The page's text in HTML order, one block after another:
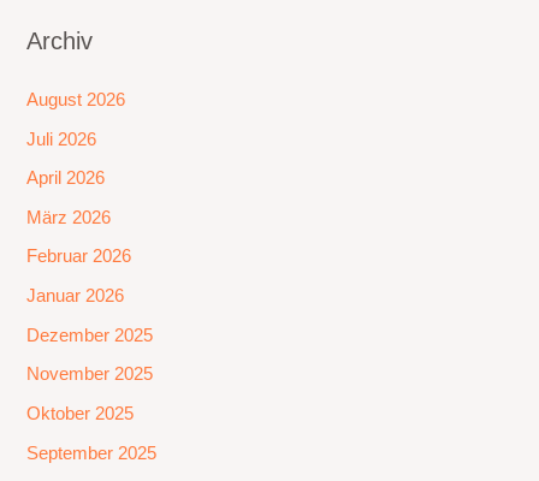
Archiv
August 2026
Juli 2026
April 2026
März 2026
Februar 2026
Januar 2026
Dezember 2025
November 2025
Oktober 2025
September 2025